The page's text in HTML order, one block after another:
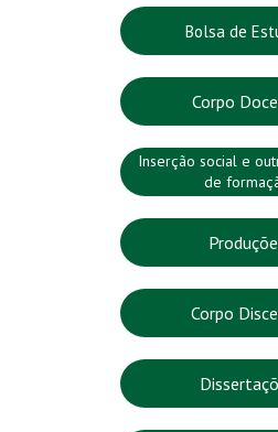
Bolsa de
Corpo
Inserção social e
de
Corpo